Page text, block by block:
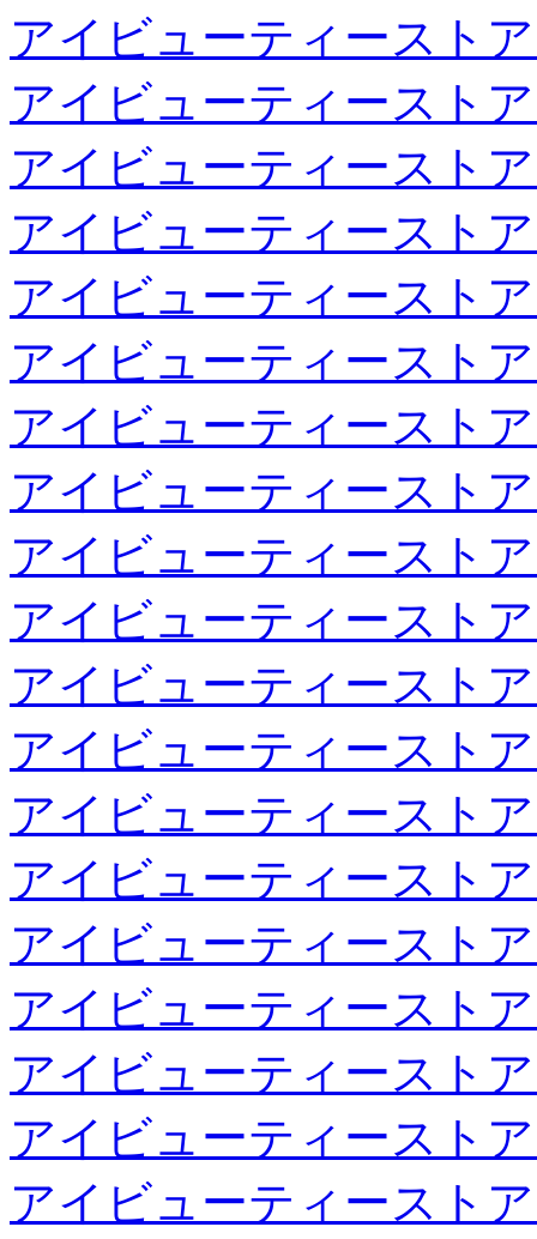
アイビューティースト
アイビューティースト
アイビューティースト
アイビューティースト
アイビューティースト
アイビューティースト
アイビューティースト
アイビューティースト
アイビューティースト
アイビューティースト
アイビューティースト
アイビューティースト
アイビューティースト
アイビューティースト
アイビューティースト
アイビューティースト
アイビューティースト
アイビューティースト
アイビューティースト